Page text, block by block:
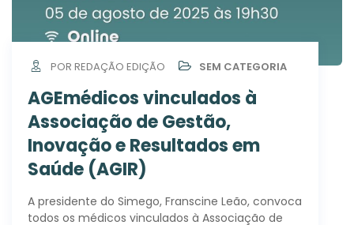
POR REDAÇÃO EDIÇÃO SEM CATEGORIA
AGEmédicos vinculados à
Associação de Gestão,
Inovação e Resultados em
Saúde (AGIR)
A presidente do Simego, Franscine Leão, convoca
todos os médicos vinculados à Associação de